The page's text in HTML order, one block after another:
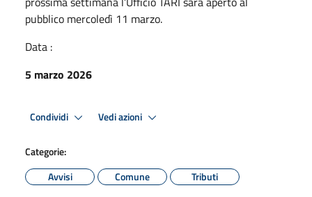
pubblico mercoledì 11 marzo.
Data :
5 marzo 2026
Condividi Vedi azioni
Categorie:
Avvisi
Comune Tributi